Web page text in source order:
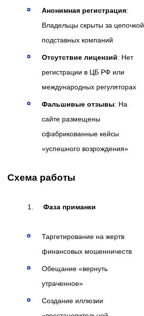
Анонимная регистрация:
Владельцы скрыты за цепочкой
подставных компаний
Отсутствие лицензий: Нет
регистрации в ЦБ РФ или
международных регуляторах
Фальшивые отзывы: На
сайте размещены
сфабрикованные кейсы
«успешного возрождения»
Схема работы
Фаза приманки
Таргетирование на жертв
финансовых мошенничеств
Обещание «вернуть
утраченное»
Создание иллюзии